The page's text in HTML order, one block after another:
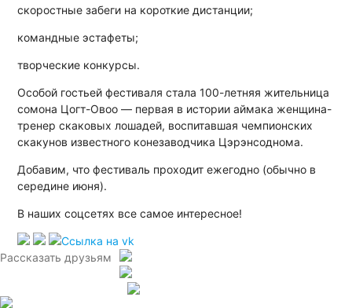
скоростные забеги на короткие дистанции;
командные эстафеты;
творческие конкурсы.
Особой гостьей фестиваля стала 100-летняя жительница
сомона Цогт-Овоо — первая в истории аймака женщина-
тренер скаковых лошадей, воспитавшая чемпионских
скакунов известного конезаводчика Цэрэнсоднома.
Добавим, что фестиваль проходит ежегодно (обычно в
середине июня).
В наших соцсетях все самое интересное!
Рассказать друзьям